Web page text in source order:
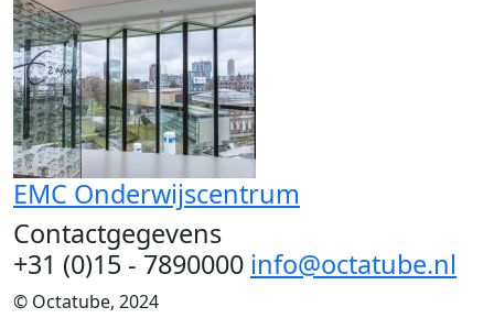
EMC Onderwijscentrum
Contactgegevens
+31 (0)15 - 7890000 info@octatube.nl
© Octatube, 2024